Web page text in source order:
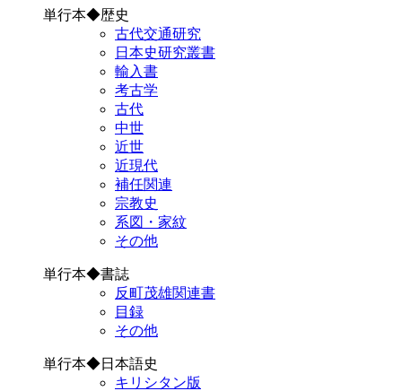
単行本◆歴史
古代交通研究
日本史研究叢書
輸入書
考古学
古代
中世
近世
近現代
補任関連
宗教史
系図・家紋
その他
単行本◆書誌
反町茂雄関連書
目録
その他
単行本◆日本語史
キリシタン版